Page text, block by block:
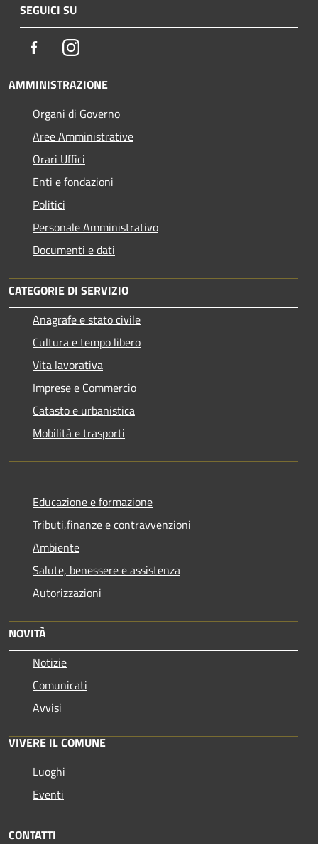
SEGUICI SU
FacebookInstagram
AMMINISTRAZIONE
Organi di Governo
Aree Amministrative
Orari Uffici
Enti e fondazioni
Politici
Personale Amministrativo
Documenti e dati
CATEGORIE DI SERVIZIO
Anagrafe e stato civile
Cultura e tempo libero
Vita lavorativa
Imprese e Commercio
Catasto e urbanistica
Mobilità e trasporti
Educazione e formazione
Tributi,finanze e contravvenzioni
Ambiente
Salute, benessere e assistenza
Autorizzazioni
NOVITÀ
Notizie
Comunicati
Avvisi
VIVERE IL COMUNE
Luoghi
Eventi
CONTATTI